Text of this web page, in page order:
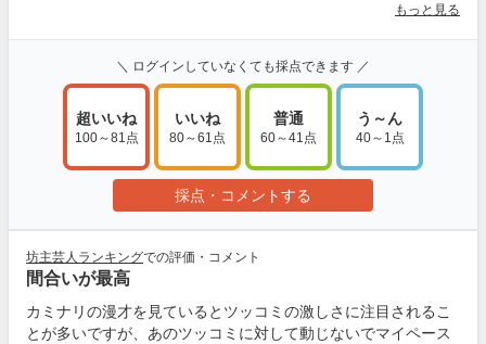
もっと見る
＼ ログインしていなくても採点できます ／
超いいね
100～81点
いいね
80～61点
普通
60～41点
う～ん
40～1点
採点・コメントする
坊主芸人ランキングでの評価・コメント
間合いが最高
カミナリの漫才を見ているとツッコミの激しさに注目されるこ
とが多いですが、あのツッコミに対して動じないでマイペース